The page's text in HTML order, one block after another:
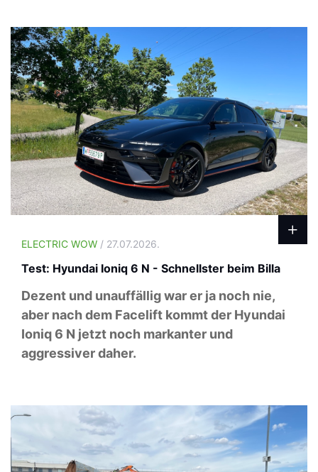
ELECTRIC WOW / 27.07.2026.
Test: Hyundai Ioniq 6 N - Schnellster beim Billa
Dezent und unauffällig war er ja noch nie,
aber nach dem Facelift kommt der Hyundai
Ioniq 6 N jetzt noch markanter und
aggressiver daher.